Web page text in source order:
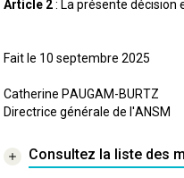
Article 2: La présente décision
Fait le 10 septembre 2025
Catherine PAUGAM-BURTZ
Directrice générale de l'ANSM
Consultez la liste des